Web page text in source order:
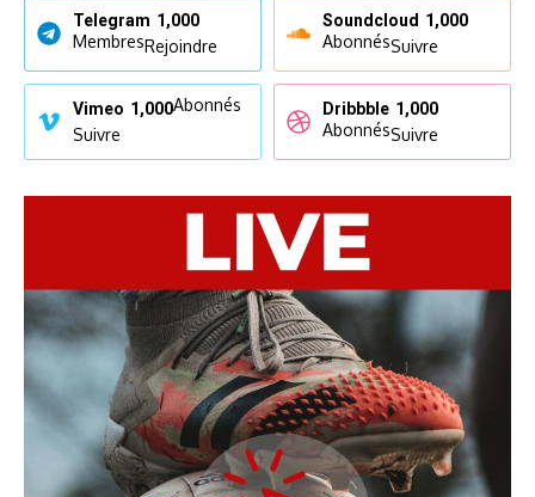
Telegram 1,000
MembresRejoindre
Soundcloud 1,000
AbonnésSuivre
Vimeo 1,000Abonnés
Suivre
Dribbble 1,000
AbonnésSuivre